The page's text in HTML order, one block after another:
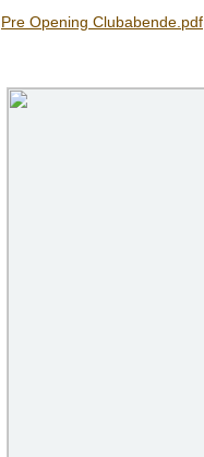
Pre Opening Clubabende.pdf